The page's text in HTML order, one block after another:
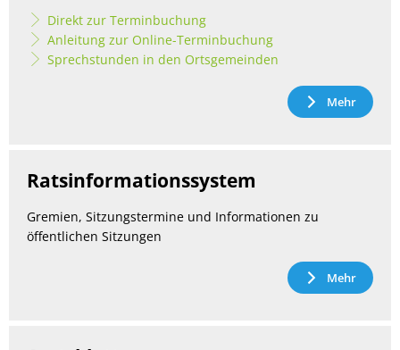
Direkt zur Terminbuchung
Anleitung zur Online-Terminbuchung
Sprechstunden in den Ortsgemeinden
Mehr
Ratsinformationssystem
Gremien, Sitzungstermine und Informationen zu
öffentlichen Sitzungen
Mehr